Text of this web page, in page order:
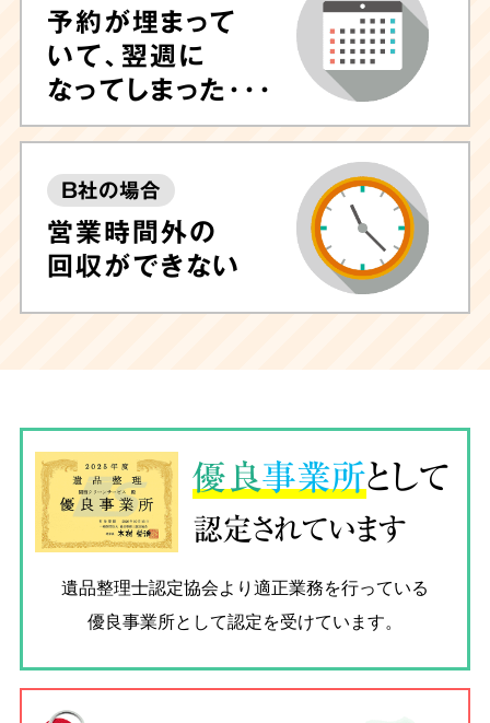
予約が埋まって
いて、翌週に
なってしまった･･･
B社の場合
営業時間外の
回収ができない
優良事業所として
認定されています
遺品整理士認定協会より適正業務を行っている
優良事業所として認定を受けています。